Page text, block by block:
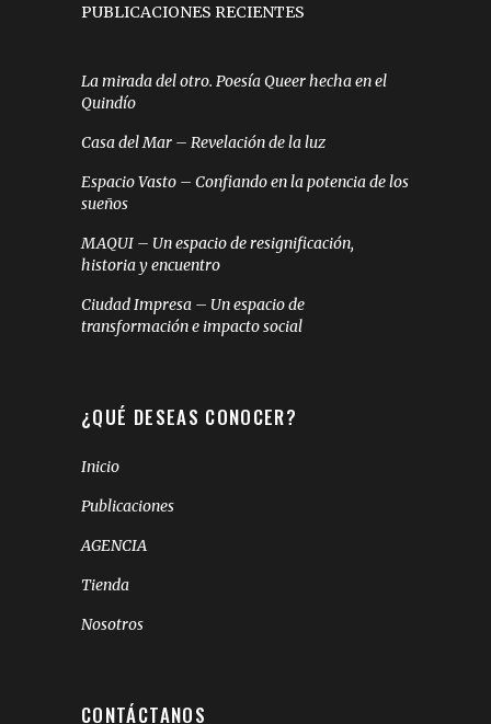
PUBLICACIONES RECIENTES
La mirada del otro. Poesía Queer hecha en el
Quindío
Casa del Mar – Revelación de la luz
Espacio Vasto – Confiando en la potencia de los
sueños
MAQUI – Un espacio de resignificación,
historia y encuentro
Ciudad Impresa – Un espacio de
transformación e impacto social
¿QUÉ DESEAS CONOCER?
Inicio
Publicaciones
AGENCIA
Tienda
Nosotros
CONTÁCTANOS